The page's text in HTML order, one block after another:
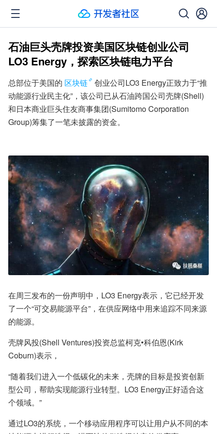
石油巨头壳牌投资美国区块链创业公司
LO3 Energy，探索区块链电力平台
总部位于美国的 区块链
创业公司LO3 Energy正致力于“推
动能源行业民主化”，该公司已从石油跨国公司壳牌(Shell)
和日本商业巨头住友商事集团(Sumitomo Corporation
Group)筹集了一笔未披露的资金。
在周三发布的一份声明中，LO3 Energy表示，它已经开发
了一个“可交易能源平台”，在供应网络中用来追踪不同来源
的能源。
壳牌风投(Shell Ventures)投资总监柯克•科伯恩(Kirk
Coburn)表示，
“随着我们进入一个低碳化的未来，壳牌的目标是投资创新
型公司，帮助实现能源行业转型。LO3 Energy正好适合这
个领域。”
通过LO3的系统，一个移动应用程序可以让用户从不同的本